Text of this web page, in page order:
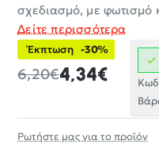
σχεδιασμό, με φωτισμό
Δείτε περισσότερα
Έκπτωση -30%
4,34€
6,20€
Ρωτήστε μας για το προϊόν